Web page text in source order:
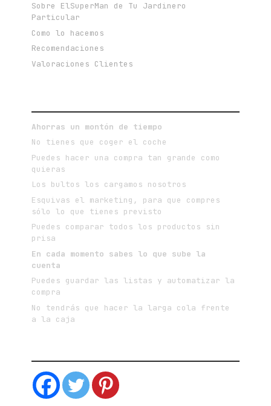
Sobre ElSuperMan de Tu Jardinero
Particular
Como lo hacemos
Recomendaciones
Valoraciones Clientes
Ahorras un montón de tiempo
No tienes que coger el coche
Puedes hacer una compra tan grande como
quieras
Los bultos los cargamos nosotros
Esquivas el marketing, para que compres
sólo lo que tienes previsto
Puedes comparar todos los productos sin
prisa
En cada momento sabes lo que sube la
cuenta
Puedes guardar las listas y automatizar la
compra
No tendrás que hacer la larga cola frente
a la caja